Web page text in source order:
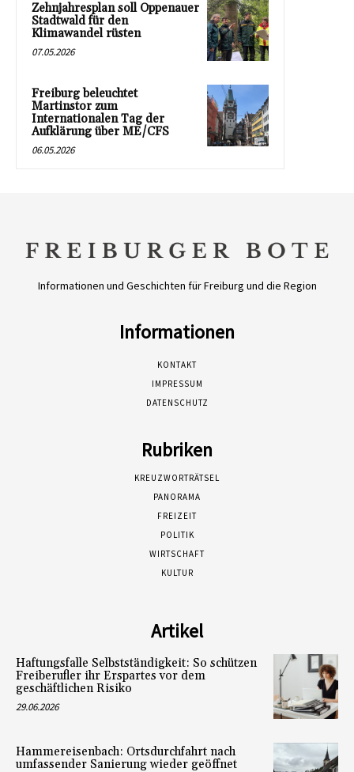
Zehnjahresplan soll Oppenauer
Stadtwald für den
Klimawandel rüsten
07.05.2026
Freiburg beleuchtet
Martinstor zum
Internationalen Tag der
Aufklärung über ME/CFS
06.05.2026
Informationen und Geschichten für Freiburg und die Region
Informationen
KONTAKT
IMPRESSUM
DATENSCHUTZ
Rubriken
KREUZWORTRÄTSEL
PANORAMA
FREIZEIT
POLITIK
WIRTSCHAFT
KULTUR
Artikel
Haftungsfalle Selbstständigkeit: So schützen
Freiberufler ihr Erspartes vor dem
geschäftlichen Risiko
29.06.2026
Hammereisenbach: Ortsdurchfahrt nach
umfassender Sanierung wieder geöffnet